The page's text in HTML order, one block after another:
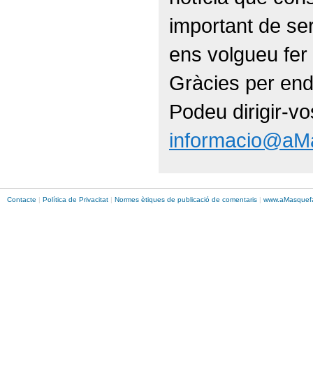
important de
ens volgueu fer
Gràcies per
Podeu dirigir-
Contacte | Política de Privacitat | Normes ètiques de publicació de comentaris | www.